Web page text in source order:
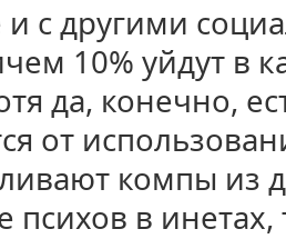
с другими
10% уйдут в
да, конечно,
от
компы из
в